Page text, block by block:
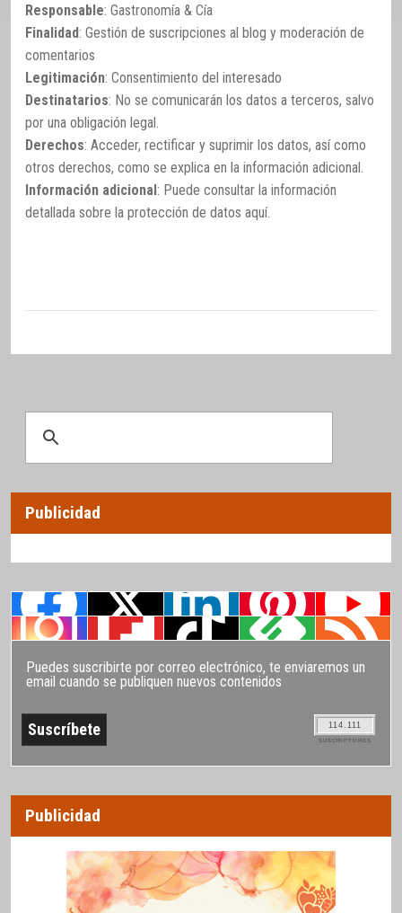
Responsable: Gastronomía & Cía
Finalidad: Gestión de suscripciones al blog y moderación de
comentarios
Legitimación: Consentimiento del interesado
Destinatarios: No se comunicarán los datos a terceros, salvo
por una obligación legal.
Derechos: Acceder, rectificar y suprimir los datos, así como
otros derechos, como se explica en la información adicional.
Información adicional: Puede consultar la información
detallada sobre la protección de datos aquí.
Publicidad
Puedes suscribirte por correo electrónico, te enviaremos un
email cuando se publiquen nuevos contenidos
114.111
SUSCRIPTORES
Publicidad